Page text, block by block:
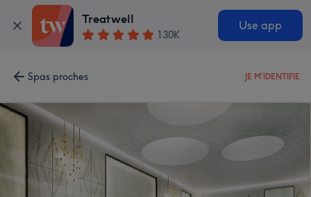
Treatwell
130K
Use app
Spas proches JE M'IDENTIFIE